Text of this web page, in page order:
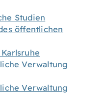
Studien
öffentlichen
Verwaltung
Verwaltung